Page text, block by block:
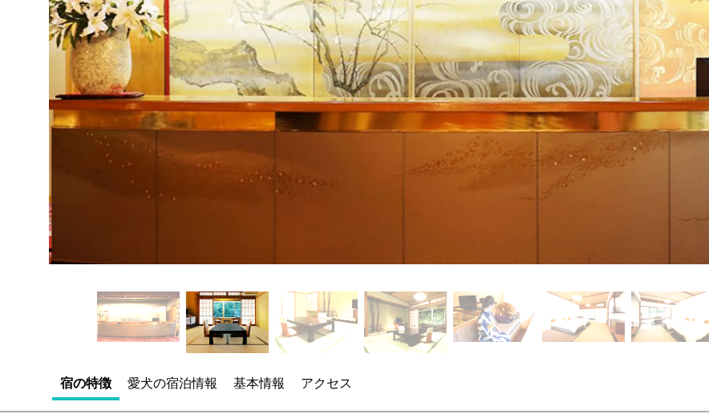
宿の特徴 愛犬の宿泊情報 基本情報 アクセス